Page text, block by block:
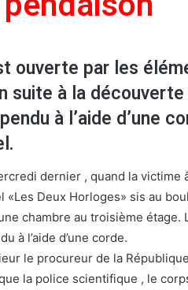
ouverte par les
suite à la découverte
à l’aide d’une
dernier , quand la victime
«Les Deux Horloges» sis au
chambre au troisième étage.
à l’aide d’une corde.
le procureur de la
la police scientifique , le